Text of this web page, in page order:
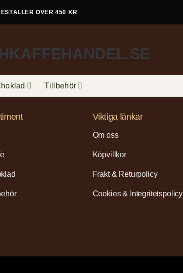
ÖVER 450 KR
Tillbehör
Viktiga länkar
Om oss
Köpvillkor
Frakt & Returpolicy
Cookies & Integritetspolicy